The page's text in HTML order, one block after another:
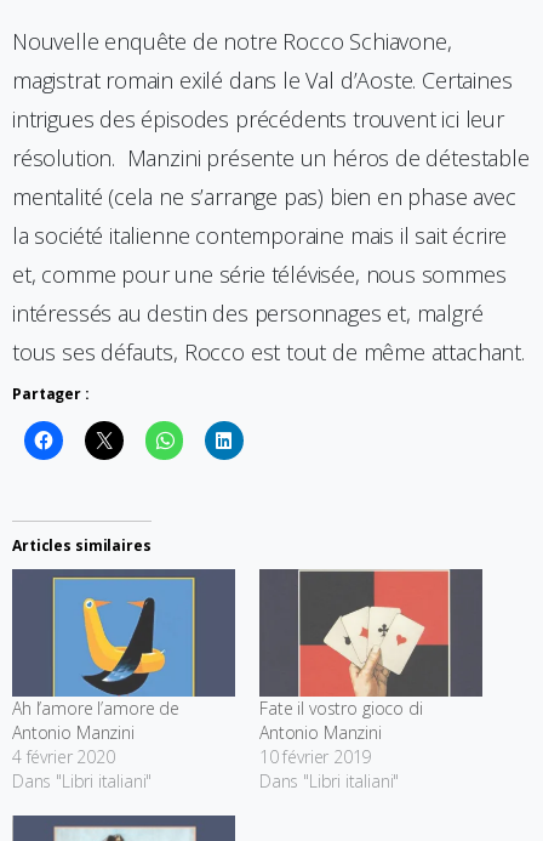
Nouvelle enquête de notre Rocco Schiavone,
magistrat romain exilé dans le Val d’Aoste. Certaines
intrigues des épisodes précédents trouvent ici leur
résolution. Manzini présente un héros de détestable
mentalité (cela ne s’arrange pas) bien en phase avec
la société italienne contemporaine mais il sait écrire
et, comme pour une série télévisée, nous sommes
intéressés au destin des personnages et, malgré
tous ses défauts, Rocco est tout de même attachant.
Partager :
Articles similaires
Ah l’amore l’amore de
Antonio Manzini
4 février 2020
Dans "Libri italiani"
Fate il vostro gioco di
Antonio Manzini
10 février 2019
Dans "Libri italiani"